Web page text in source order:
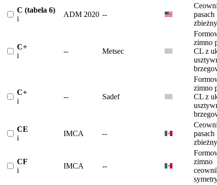
C (tabela 6)
i
ADM 2020 --
pasach
C+
i
-- Metsec
zimno
CL z
C+
i
-- Sadef
zimno
CL z
CE
i
IMCA --
pasach
CF
i
IMCA --
zimno